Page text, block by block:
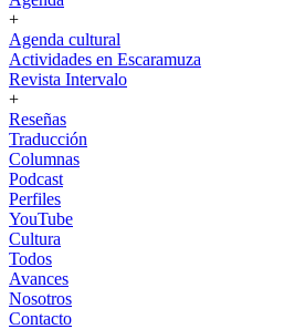
+
Agenda cultural
Actividades en Escaramuza
Revista Intervalo
+
Reseñas
Traducción
Columnas
Podcast
Perfiles
YouTube
Cultura
Todos
Avances
Nosotros
Contacto